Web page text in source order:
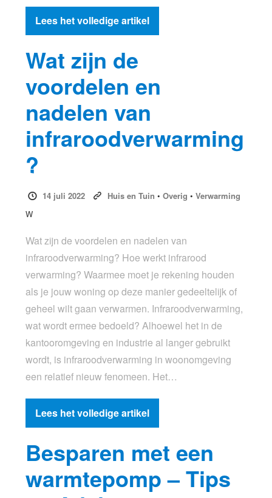
Lees het volledige artikel
Wat zijn de
voordelen en
nadelen van
infraroodverwarming
?
14 juli 2022 Huis en Tuin •Overig •Verwarming
W
Wat zijn de voordelen en nadelen van
infraroodverwarming? Hoe werkt infrarood
verwarming? Waarmee moet je rekening houden
als je jouw woning op deze manier gedeeltelijk of
geheel wilt gaan verwarmen. Infraroodverwarming,
wat wordt ermee bedoeld? Alhoewel het in de
kantooromgeving en industrie al langer gebruikt
wordt, is infraroodverwarming in woonomgeving
een relatief nieuw fenomeen. Het…
Lees het volledige artikel
Besparen met een
warmtepomp – Tips